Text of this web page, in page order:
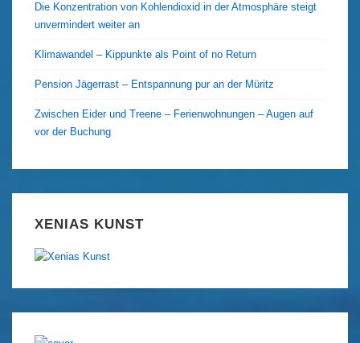
Die Konzentration von Kohlendioxid in der Atmosphäre steigt
unvermindert weiter an
Klimawandel – Kippunkte als Point of no Return
Pension Jägerrast – Entspannung pur an der Müritz
Zwischen Eider und Treene – Ferienwohnungen – Augen auf
vor der Buchung
XENIAS KUNST